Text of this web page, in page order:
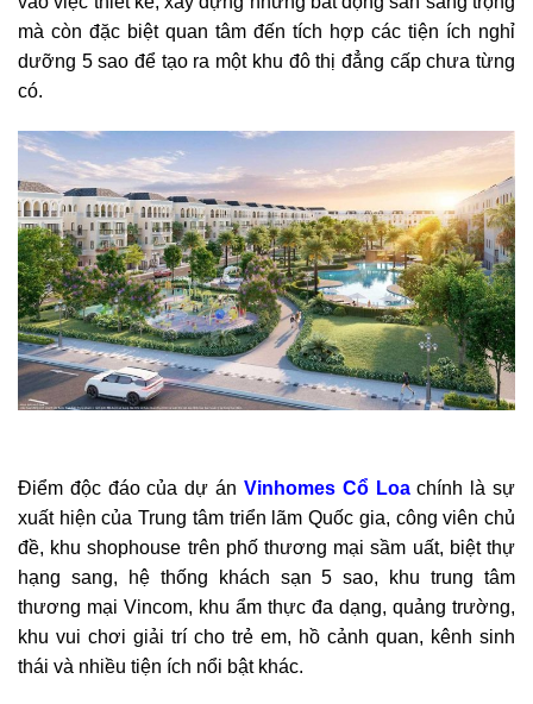
mà còn đặc biệt quan tâm đến tích hợp các tiện ích nghỉ
dưỡng 5 sao để tạo ra một khu đô thị đẳng cấp chưa từng
có.
Điểm độc đáo của dự án Vinhomes Cổ Loachính là sự
xuất hiện của Trung tâm triển lãm Quốc gia, công viên chủ
đề, khu shophouse trên phố thương mại sầm uất, biệt thự
hạng sang, hệ thống khách sạn 5 sao, khu trung tâm
thương mại Vincom, khu ẩm thực đa dạng, quảng trường,
khu vui chơi giải trí cho trẻ em, hồ cảnh quan, kênh sinh
thái và nhiều tiện ích nổi bật khác.